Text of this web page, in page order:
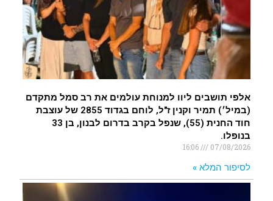
אלפי תושבים ליוו למנוחת עולמים את רב סמל מתקדם
(במיל׳) תמיר וקנין ז"ל, לוחם בגדוד 2855 של עוצבת
חוד החנית (55), שנפל בקרב בדרום לבנון, בן 33
בנופלו.
07/08/2026
16:06
לסיפור המלא »